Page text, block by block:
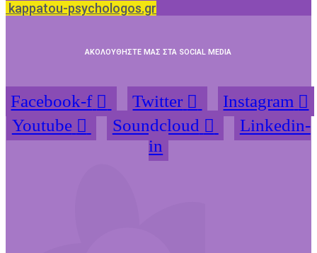
kappatou-psychologos.gr
ΑΚΟΛΟΥΘΗΣΤΕ ΜΑΣ ΣΤΑ SOCIAL MEDIA
Facebook-f Twitter
Instagram
Youtube
Soundcloud
Linkedin-
in